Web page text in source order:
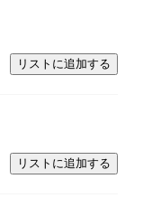
リストに追加する
リストに追加する